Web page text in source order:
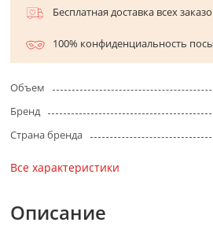
Бесплатная доставка всех
100% конфиденциальность
Объем
Бренд
Страна бренда
Все характеристики
Описание